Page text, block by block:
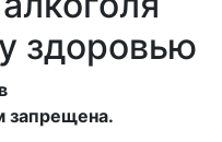
здоровью
запрещена.